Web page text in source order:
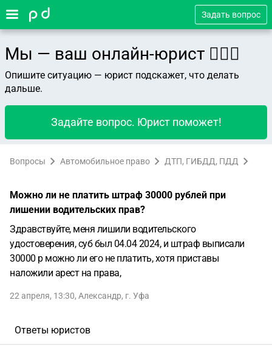
Задать вопрос
Мы — ваш онлайн-юрист 👨🏻‍⚖️
Опишите ситуацию — юрист подскажет, что делать
дальше.
Задайте вопрос. Юрист поможет!
Вопросы Автомобильное право ДТП, ГИБДД, ПДД
Можно ли не платить штраф 30000 рублей при
лишении водительских прав?
Здравствуйте, меня лишили водительского
удостоверения, суб был 04.04 2024, и штраф выписали
30000 р можно ли его не платить, хотя приставы
наложили арест на права,
22 апреля, 13:30, Александр, г. Уфа
Ответы юристов